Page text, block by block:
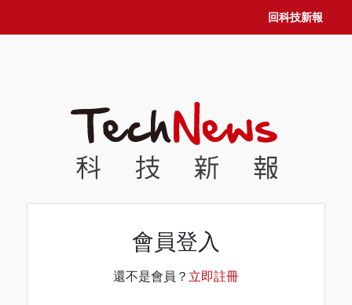
回科技新報
會員登入
還不是會員？ 立即註冊